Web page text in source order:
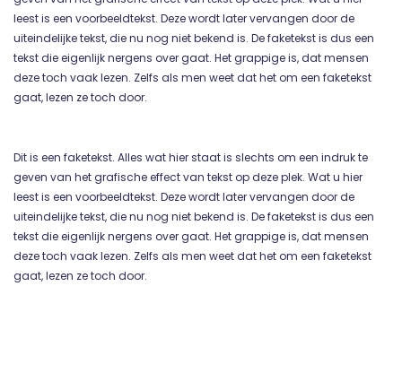
leest is een voorbeeldtekst. Deze wordt later vervangen door de
uiteindelijke tekst, die nu nog niet bekend is. De faketekst is dus een
tekst die eigenlijk nergens over gaat. Het grappige is, dat mensen
deze toch vaak lezen. Zelfs als men weet dat het om een faketekst
gaat, lezen ze toch door.
Dit is een faketekst. Alles wat hier staat is slechts om een indruk te
geven van het grafische effect van tekst op deze plek. Wat u hier
leest is een voorbeeldtekst. Deze wordt later vervangen door de
uiteindelijke tekst, die nu nog niet bekend is. De faketekst is dus een
tekst die eigenlijk nergens over gaat. Het grappige is, dat mensen
deze toch vaak lezen. Zelfs als men weet dat het om een faketekst
gaat, lezen ze toch door.